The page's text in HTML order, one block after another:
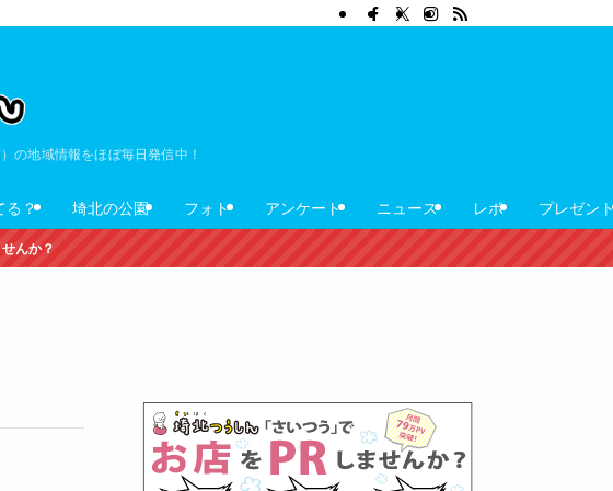
の地域情報をほぼ毎日発信中！
る？ 埼北の公園 フォト アンケート ニュース レポ プレゼン
んか？